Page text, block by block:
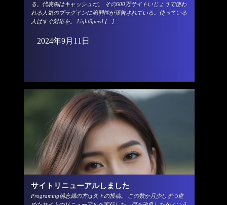
る。代表例はキャッシュだ。 その600万サイトいじょうで使わ
れる人気のプラグインに脆弱性が報告されている。使っている
人はすぐ対応を。 LightSpeed […]...
2024年9月11日
サイトリニューアルしました
Programing備忘録の方は久々の投稿。 この数か月少しずつ進